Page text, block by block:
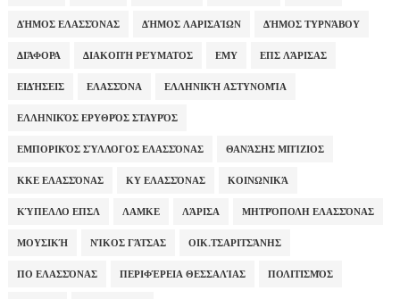
ΔΉΜΟΣ ΕΛΑΣΣΌΝΑΣ ΔΉΜΟΣ ΛΑΡΙΣΑΊΩΝ ΔΉΜΟΣ ΤΥΡΝΆΒΟΥ
ΔΙΆΦΟΡΑ ΔΙΑΚΟΠΉ ΡΕΎΜΑΤΟΣ ΕΜΥ ΕΠΣ ΛΆΡΙΣΑΣ
ΕΙΔΉΣΕΙΣ ΕΛΑΣΣΌΝΑ ΕΛΛΗΝΙΚΉ ΑΣΤΥΝΟΜΊΑ
ΕΛΛΗΝΙΚΌΣ ΕΡΥΘΡΌΣ ΣΤΑΥΡΌΣ
ΕΜΠΟΡΙΚΌΣ ΣΎΛΛΟΓΟΣ ΕΛΑΣΣΌΝΑΣ ΘΑΝΆΣΗΣ ΜΠΊΖΙΟΣ
ΚΚΕ ΕΛΑΣΣΌΝΑΣ ΚΥ ΕΛΑΣΣΌΝΑΣ ΚΟΙΝΩΝΙΚΆ
ΚΎΠΕΛΛΟ ΕΠΣΛ ΛΑΜΚΕ ΛΆΡΙΣΑ ΜΗΤΡΌΠΟΛΗ ΕΛΑΣΣΌΝΑΣ
ΜΟΥΣΙΚΉ ΝΊΚΟΣ ΓΆΤΣΑΣ ΟΙΚ.ΤΣΑΡΙΤΣΆΝΗΣ
ΠΟ ΕΛΑΣΣΌΝΑΣ ΠΕΡΙΦΈΡΕΙΑ ΘΕΣΣΑΛΊΑΣ ΠΟΛΙΤΙΣΜΌΣ